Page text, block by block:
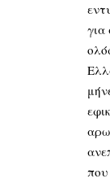
για
που